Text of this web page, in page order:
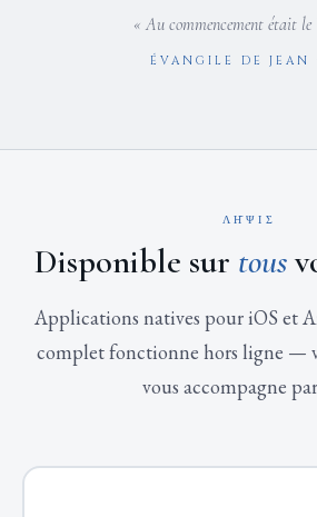
« Au commencement était le
ÉVANGILE DE JEAN
ΛΗ͂ΨΙΣ
Disponible sur tous
Applications natives pour iOS et
complet fonctionne hors ligne —
vous accompagne